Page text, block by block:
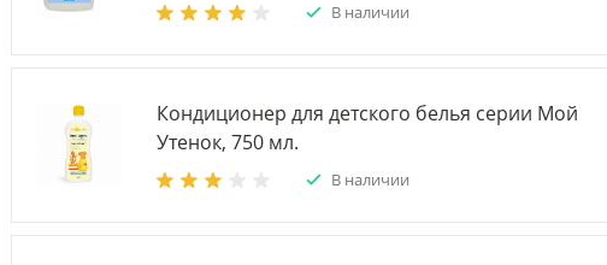
В наличии
Кондиционер для детского белья серии Мой
Утенок, 750 мл.
В наличии